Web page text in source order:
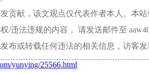
贡献，该文观点仅代表作者本人。本
/违法违规的内容， 请发送邮件至
布或转载任何违法的相关信息，访客
yunying/25566.html